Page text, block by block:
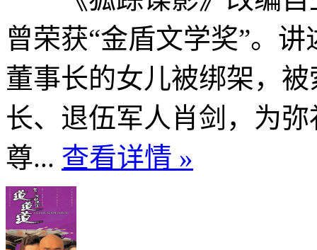
曾荣获“金盾文学奖”。
董事长的女儿被绑架，
长、退伍军人肖剑，为
尊... 查看详情 »